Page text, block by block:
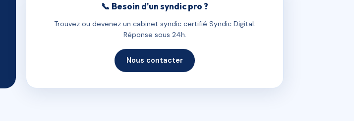
📞 Besoin d'un syndic pro ?
Trouvez ou devenez un cabinet syndic certifié Syndic Digital.
Réponse sous 24h.
Nous contacter